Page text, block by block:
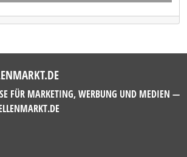
FÜR MARKETING, WERBUNG UND MEDIEN —